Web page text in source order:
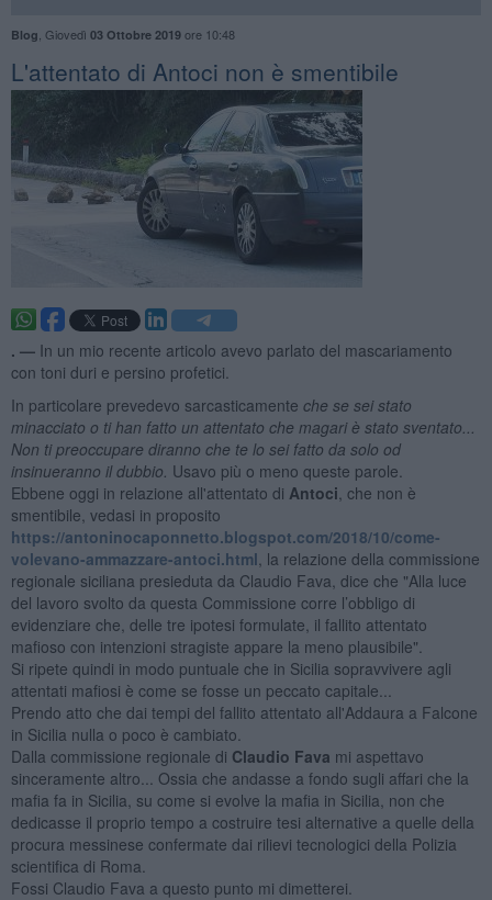
Blog Giovedì 03 Ottobre 2019ore 10:48
L'attentato di Antoci non è smentibile
. — In un mio recente articolo avevo parlato del mascariamento
con toni duri e persino profetici.
In particolare prevedevo sarcasticamente che se sei stato
minacciato o ti han fatto un attentato che magari è stato sventato...
Non ti preoccupare diranno che te lo sei fatto da solo od
insinueranno il dubbio. Usavo più o meno queste parole.
Ebbene oggi in relazione all'attentato di Antoci , che non è
smentibile, vedasi in proposito
https://antoninocaponnetto.blogspot.com/2018/10/come-
volevano-ammazzare-antoci.html , la relazione della commissione
regionale siciliana presieduta da Claudio Fava, dice che "Alla luce
del lavoro svolto da questa Commissione corre l’obbligo di
evidenziare che, delle tre ipotesi formulate, il fallito attentato
mafioso con intenzioni stragiste appare la meno plausibile".
Si ripete quindi in modo puntuale che in Sicilia sopravvivere agli
attentati mafiosi è come se fosse un peccato capitale...
Prendo atto che dai tempi del fallito attentato all'Addaura a Falcone
in Sicilia nulla o poco è cambiato.
Dalla commissione regionale di Claudio Fava mi aspettavo
sinceramente altro... Ossia che andasse a fondo sugli affari che la
mafia fa in Sicilia, su come si evolve la mafia in Sicilia, non che
dedicasse il proprio tempo a costruire tesi alternative a quelle della
procura messinese confermate dai rilievi tecnologici della Polizia
scientifica di Roma.
Fossi Claudio Fava a questo punto mi dimetterei.